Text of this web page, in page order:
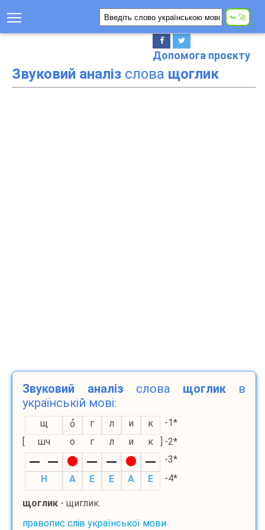
Допомога проєкту
Звуковий аналіз слова щоглик
Звуковий аналіз слова щогликв
українській мові:
щ о г л и к
-1*
[
шч о г л и к ] -2*
-3*
H
A E E A E -4*
щоглик - щиглик.
правопис слів української мови